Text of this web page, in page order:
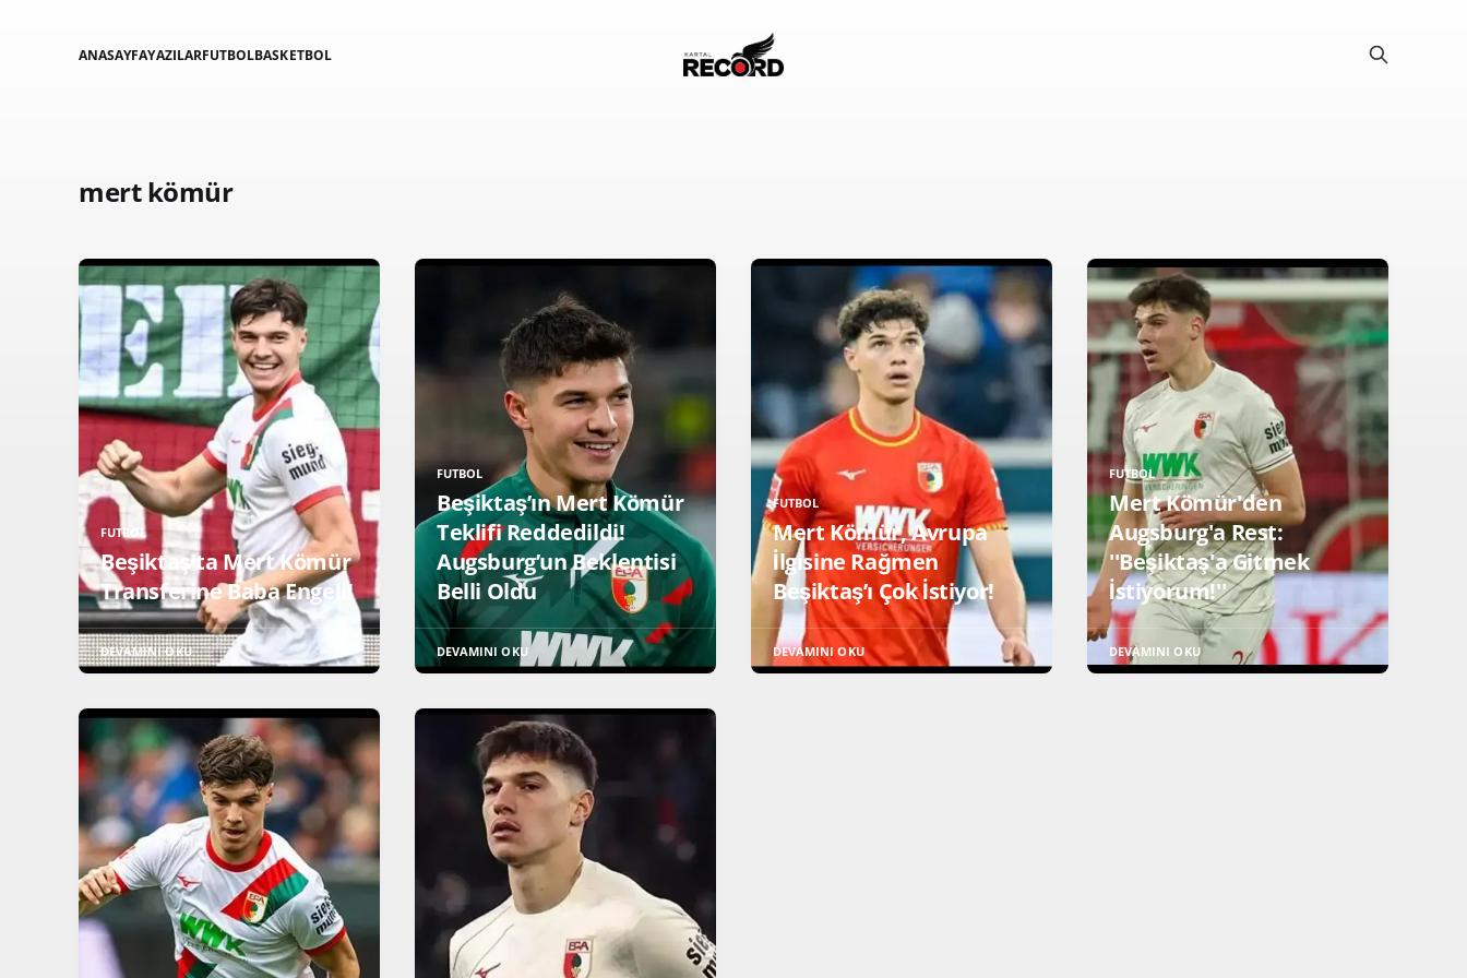
ANASAYFAYAZILARFUTBOLBASKETBOL
mert kömür
FUTBOL
Beşiktaş'ta Mert Kömür
Transferine Baba Engeli!
DEVAMINI OKU
FUTBOL
Beşiktaş’ın Mert Kömür
Teklifi Reddedildi!
Augsburg’un Beklentisi
Belli Oldu
DEVAMINI OKU
FUTBOL
Mert Kömür, Avrupa
İlgisine Rağmen
Beşiktaş’ı Çok İstiyor!
DEVAMINI OKU
FUTBOL
Mert Kömür'den
Augsburg'a Rest:
''Beşiktaş'a Gitmek
İstiyorum!''
DEVAMINI OKU